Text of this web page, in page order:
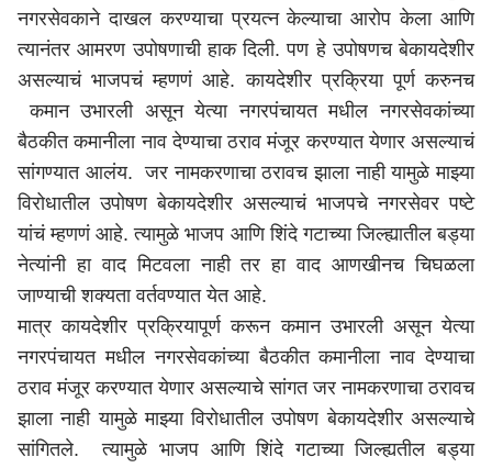
नगरसेवकाने दाखल करण्याचा प्रयत्न केल्याचा आरोप केला आणि
त्यानंतर आमरण उपोषणाची हाक दिली. पण हे उपोषणच बेकायदेशीर
असल्याचं भाजपचं म्हणणं आहे. कायदेशीर प्रक्रिया पूर्ण करुनच
कमान उभारली असून येत्या नगरपंचायत मधील नगरसेवकांच्या
बैठकीत कमानीला नाव देण्याचा ठराव मंजूर करण्यात येणार असल्याचं
सांगण्यात आलंय. जर नामकरणाचा ठरावच झाला नाही यामुळे माझ्या
विरोधातील उपोषण बेकायदेशीर असल्याचं भाजपचे नगरसेवर पष्टे
यांचं म्हणणं आहे. त्यामुळे भाजप आणि शिंदे गटाच्या जिल्ह्यातील बड्या
नेत्यांनी हा वाद मिटवला नाही तर हा वाद आणखीनच चिघळला
जाण्याची शक्यता वर्तवण्यात येत आहे.
मात्र कायदेशीर प्रक्रियापूर्ण करून कमान उभारली असून येत्या
नगरपंचायत मधील नगरसेवकांच्या बैठकीत कमानीला नाव देण्याचा
ठराव मंजूर करण्यात येणार असल्याचे सांगत जर नामकरणाचा ठरावच
झाला नाही यामुळे माझ्या विरोधातील उपोषण बेकायदेशीर असल्याचे
सांगितले. त्यामुळे भाजप आणि शिंदे गटाच्या जिल्ह्यतील बड्या